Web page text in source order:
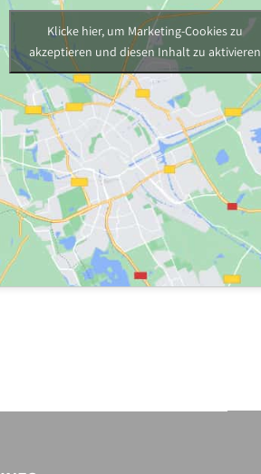
Klicke hier, um Marketing-Cookies zu
akzeptieren und diesen Inhalt zu aktivieren